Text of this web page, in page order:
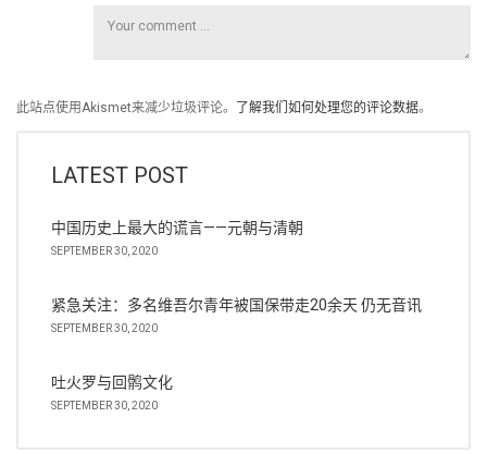
此站点使用Akismet来减少垃圾评论。 了解我们如何处理您的评论数据。
LATEST POST
中国历史上最大的谎言——元朝与清朝
SEPTEMBER 30, 2020
紧急关注：多名维吾尔青年被国保带走20余天 仍无音讯
SEPTEMBER 30, 2020
吐火罗与回鹘文化
SEPTEMBER 30, 2020